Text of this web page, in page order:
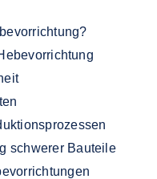
schwerer Bauteile